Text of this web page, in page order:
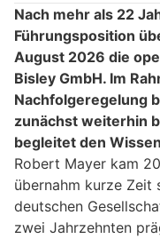
Nach mehr als 22
Führungsposition
August 2026 die
Bisley GmbH. Im
Nachfolgeregelung
zunächst weiterhin
begleitet den
Robert Mayer kam
übernahm kurze Zeit
deutschen
zwei Jahrzehnten